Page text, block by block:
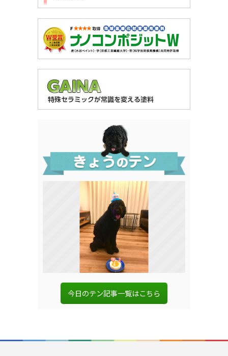
今日のテン記事一覧はこちら